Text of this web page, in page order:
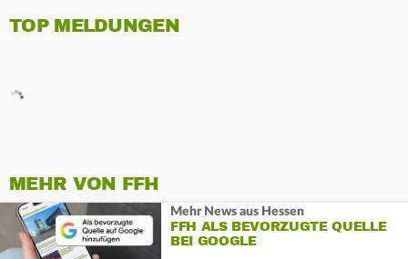
TOP MELDUNGEN
MEHR VON FFH
Mehr News aus Hessen
FFH ALS BEVORZUGTE QUELLE
BEI GOOGLE